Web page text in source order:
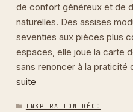
de confort généreux et de
naturelles. Des assises
seventies aux pièces plus
espaces, elle joue la carte
sans renoncer à la praticité
suite
CATÉGORIES
INSPIRATION DÉCO